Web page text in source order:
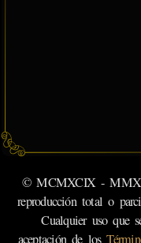
© MCMXCIX -
reproducción total o
Cualquier uso que
aceptación de los